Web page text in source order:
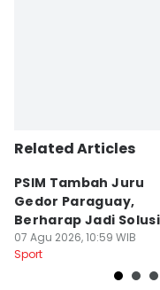
Related Articles
PSIM Tambah Juru
Gedor Paraguay,
Berharap Jadi Solusi
Minimnya Pencetak
07 Agu 2026, 10:59 WIB
Sport